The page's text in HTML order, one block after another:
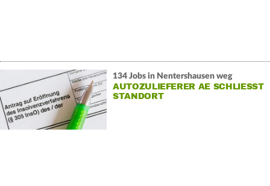
134 Jobs in Nentershausen weg
AUTOZULIEFERER AE SCHLIESST S
TANDORT